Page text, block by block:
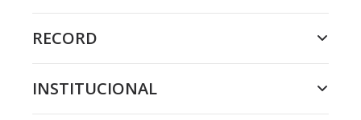
RECORD
INSTITUCIONAL